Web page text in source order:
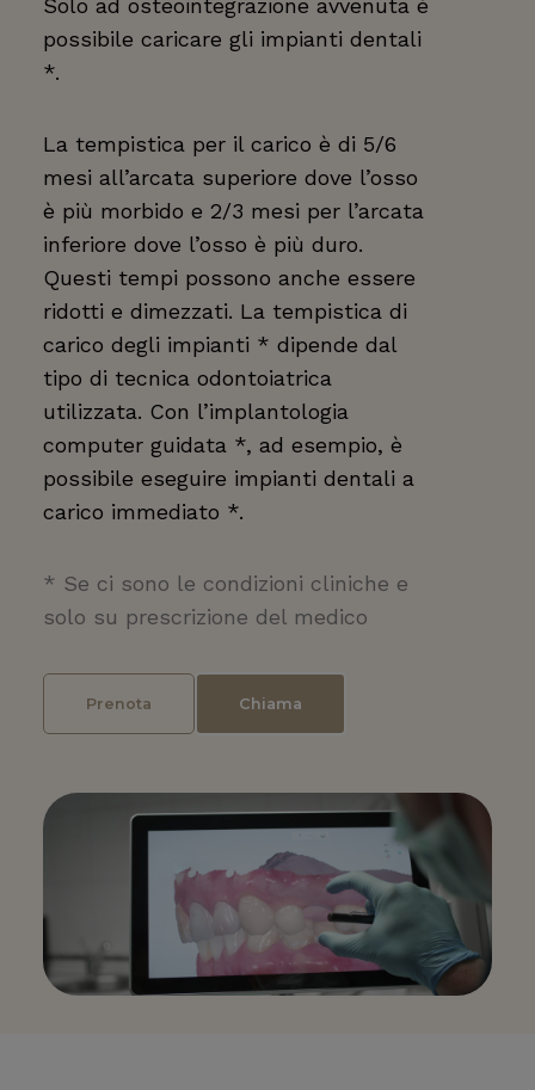
Solo ad osteointegrazione avvenuta è
possibile caricare gli impianti dentali
*.
La tempistica per il carico è di 5/6
mesi all’arcata superiore dove l’osso
è più morbido e 2/3 mesi per l’arcata
inferiore dove l’osso è più duro.
Questi tempi possono anche essere
ridotti e dimezzati. La tempistica di
carico degli impianti * dipende dal
tipo di tecnica odontoiatrica
utilizzata. Con l’implantologia
computer guidata *, ad esempio, è
possibile eseguire impianti dentali a
carico immediato *.
* Se ci sono le condizioni cliniche e
solo su prescrizione del medico
Prenota Chiama